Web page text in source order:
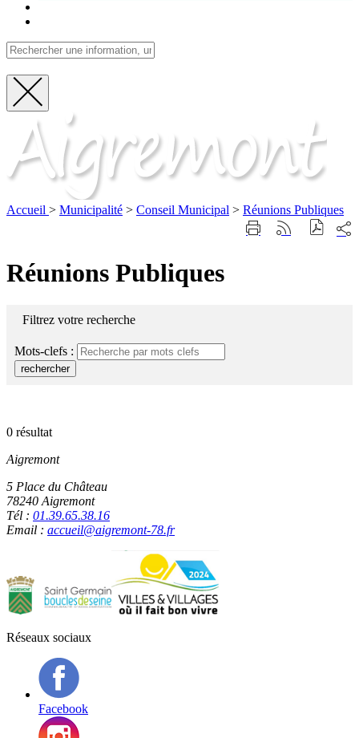
Fermer
recherche
Accueil > Municipalité > Conseil Municipal > Réunions Publiques
ImprimerGénérer
sur
Réunions Publiques
Filtrez votre recherche
Mots-clefs :
rechercher
0 résultat
Aigremont
5 Place du Château
78240 Aigremont
Tél : 01.39.65.38.16
Email : accueil@aigremont-78.fr
Réseaux sociaux
Facebook